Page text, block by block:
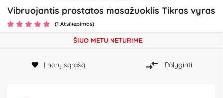
Vibruojantis prostatos masažuoklis Tikras vyras
(1 Atsiliepimas)
ŠIUO METU NETURIME
Į norų sąrašą Palyginti